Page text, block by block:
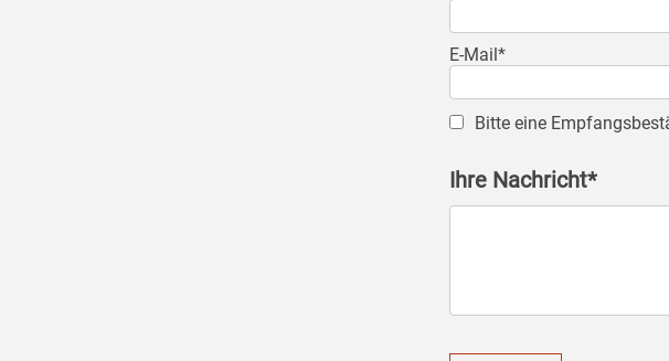
E-Mail*
Bitte eine
Ihre Nachricht*